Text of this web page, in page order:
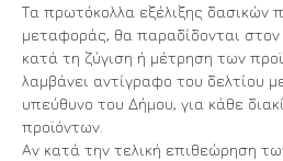
Τα πρωτόκολλα εξέλιξης δασικών
μεταφοράς, θα παραδίδονται
κατά τη ζύγιση ή μέτρηση των
λαμβάνει αντίγραφο του δελτίου
υπεύθυνο του Δήμου, για κάθε
προϊόντων.
Αν κατά την τελική επιθεώρηση